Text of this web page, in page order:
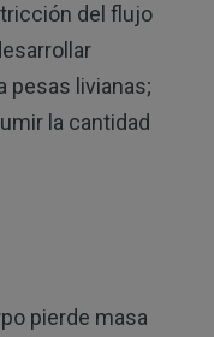
del flujo
pesas livianas;
la cantidad
pierde masa